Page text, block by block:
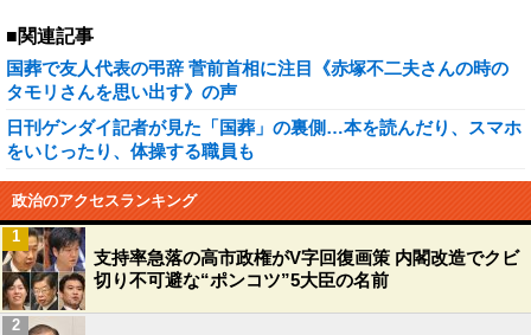
■関連記事
国葬で友人代表の弔辞 菅前首相に注目《赤塚不二夫さんの時の
タモリさんを思い出す》の声
日刊ゲンダイ記者が見た「国葬」の裏側…本を読んだり、スマホ
をいじったり、体操する職員も
政治のアクセスランキング
支持率急落の高市政権がV字回復画策 内閣改造でクビ
切り不可避な“ポンコツ”5大臣の名前
1
2